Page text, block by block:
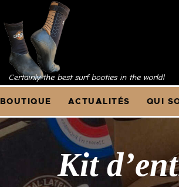
BOUTIQUE ACTUALITÉS QUI
Kit
ACCUEIL
BOUTIQUE
ACTUALITÉS
QUI SOMMES-
CONTACT &